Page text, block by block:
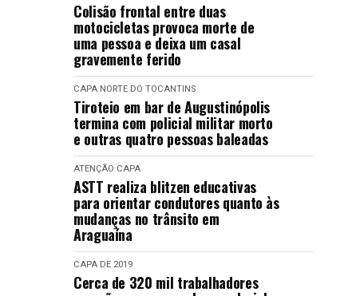
Colisão frontal entre duas
motocicletas provoca morte de
uma pessoa e deixa um casal
gravemente ferido
CAPA NORTE DO TOCANTINS
Tiroteio em bar de Augustinópolis
termina com policial militar morto
e outras quatro pessoas baleadas
ATENÇÃO CAPA
ASTT realiza blitzen educativas
para orientar condutores quanto às
mudanças no trânsito em
Araguaína
CAPA DE 2019
Cerca de 320 mil trabalhadores